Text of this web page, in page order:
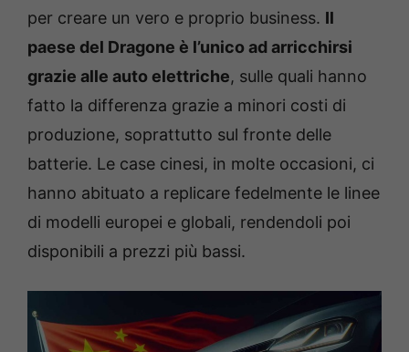
per creare un vero e proprio business. Il
paese del Dragone è l’unico ad arricchirsi
grazie alle auto elettriche, sulle quali hanno
fatto la differenza grazie a minori costi di
produzione, soprattutto sul fronte delle
batterie. Le case cinesi, in molte occasioni, ci
hanno abituato a replicare fedelmente le linee
di modelli europei e globali, rendendoli poi
disponibili a prezzi più bassi.